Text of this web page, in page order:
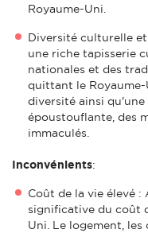
Royaume-Uni.
Diversité culturelle
une riche tapisserie
nationales et des
quittant le
diversité ainsi
époustouflante, des
immaculés.
Inconvénients:
Coût de la vie élevé
significative du coût
Uni. Le logement,